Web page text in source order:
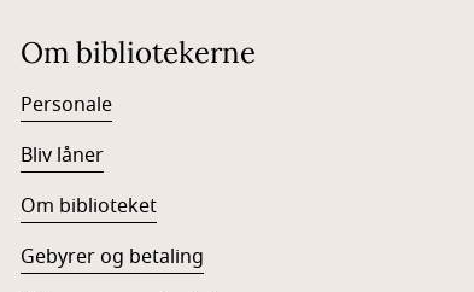
Om bibliotekerne
Personale
Bliv låner
Om biblioteket
Gebyrer og betaling